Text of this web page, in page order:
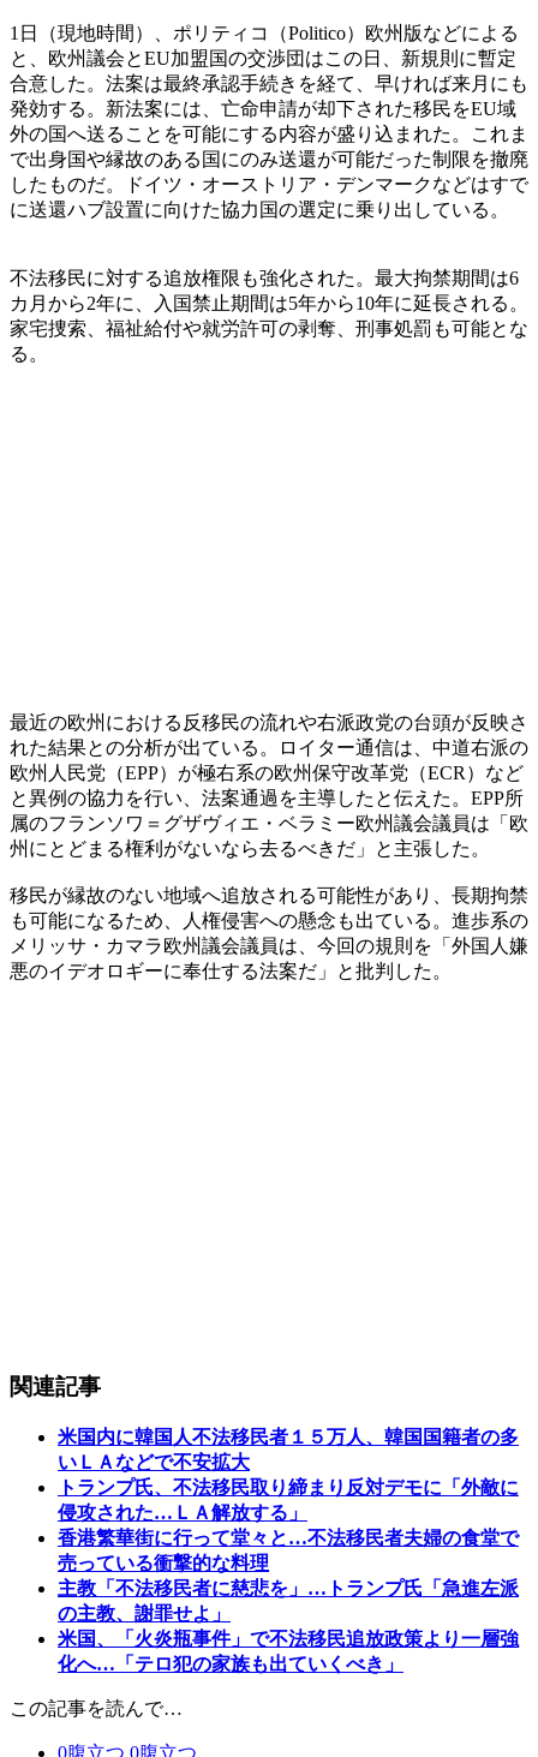
1日（現地時間）、ポリティコ（Politico）欧州版などによる
と、欧州議会とEU加盟国の交渉団はこの日、新規則に暫定
合意した。法案は最終承認手続きを経て、早ければ来月にも
発効する。新法案には、亡命申請が却下された移民をEU域
外の国へ送ることを可能にする内容が盛り込まれた。これま
で出身国や縁故のある国にのみ送還が可能だった制限を撤廃
したものだ。ドイツ・オーストリア・デンマークなどはすで
に送還ハブ設置に向けた協力国の選定に乗り出している。
不法移民に対する追放権限も強化された。最大拘禁期間は6
カ月から2年に、入国禁止期間は5年から10年に延長される。
家宅捜索、福祉給付や就労許可の剥奪、刑事処罰も可能とな
る。
最近の欧州における反移民の流れや右派政党の台頭が反映さ
れた結果との分析が出ている。ロイター通信は、中道右派の
欧州人民党（EPP）が極右系の欧州保守改革党（ECR）など
と異例の協力を行い、法案通過を主導したと伝えた。EPP所
属のフランソワ＝グザヴィエ・ベラミー欧州議会議員は「欧
州にとどまる権利がないなら去るべきだ」と主張した。
移民が縁故のない地域へ追放される可能性があり、長期拘禁
も可能になるため、人権侵害への懸念も出ている。進歩系の
メリッサ・カマラ欧州議会議員は、今回の規則を「外国人嫌
悪のイデオロギーに奉仕する法案だ」と批判した。
関連記事
米国内に韓国人不法移民者１５万人、韓国国籍者の多
いＬＡなどで不安拡大
トランプ氏、不法移民取り締まり反対デモに「外敵に
侵攻された…ＬＡ解放する」
香港繁華街に行って堂々と…不法移民者夫婦の食堂で
売っている衝撃的な料理
主教「不法移民者に慈悲を」…トランプ氏「急進左派
の主教、謝罪せよ」
米国、「火炎瓶事件」で不法移民追放政策より一層強
化へ…「テロ犯の家族も出ていくべき」
この記事を読んで…
0腹立つ 0腹立つ